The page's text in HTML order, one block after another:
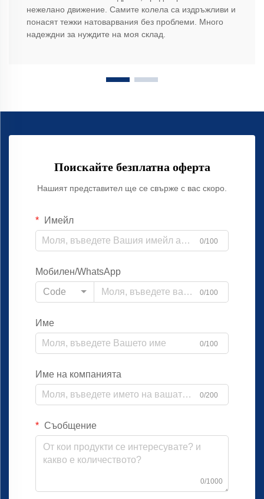
нежелано движение. Самите колела са издръжливи и
понасят тежки натоварвания без проблеми. Много
надеждни за нуждите на моя склад.
Поискайте безплатна оферта
Нашият представител ще се свърже с вас скоро.
Имейл
0/100
Мобилен/WhatsApp
Code
0/100
Име
0/100
Име на компанията
0/200
Съобщение
0/1000